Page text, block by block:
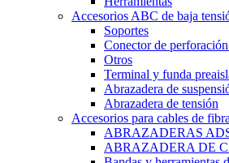
Accesorios ABC de baja
Soportes
Conector de
Otros
Terminal y funda
Abrazadera de
Abrazadera de tensión
Accesorios para cables de
ABRAZADERAS
ABRAZADERA DE